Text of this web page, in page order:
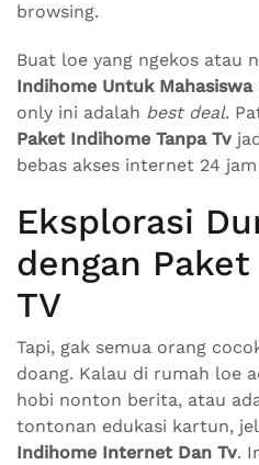
browsing.
Buat loe yang ngekos atau
Indihome Untuk Mahasiswa
only ini adalah best deal.
Paket Indihome Tanpa Tv
bebas akses internet 24
Eksplorasi
dengan
TV
Tapi, gak semua orang
doang. Kalau di rumah loe
hobi nonton berita, atau
tontonan edukasi kartun,
Indihome Internet Dan Tv.